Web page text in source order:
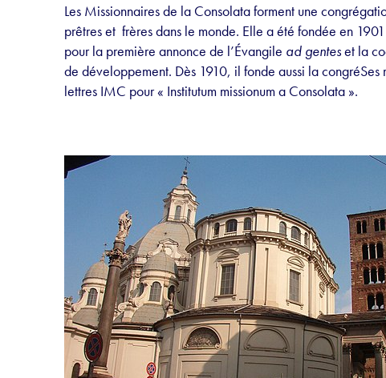
Les Missionnaires de la Consolata forment une
prêtres et frères dans le monde. Elle a été fondée en
pour la première annonce de l’Évangile ad genteset la
de développement. Dès 1910, il fonde aussi la
lettres IMC pour« Institutum missionum a Consolata ».